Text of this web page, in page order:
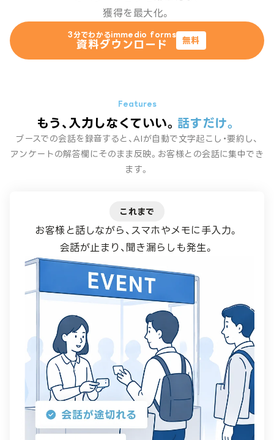
獲得を最大化。
3分でわかるimmedio forms
資料ダウンロード 無料
もう、入力しなくていい。 話すだけ。
ブースでの会話を録音すると、AIが自動で文字起こし・要約し、
アンケートの解答欄にそのまま反映。お客様との会話に集中でき
ます。
これまで
お客様と話しながら、スマホやメモに手入力。
会話が止まり、聞き漏らしも発生。